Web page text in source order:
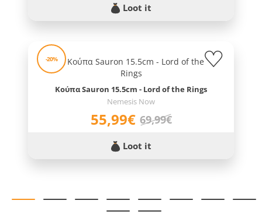
Loot it
-20%
Κούπα Sauron 15.5cm - Lord of the Rings
Nemesis Now
55,99€ 69,99€
Loot it